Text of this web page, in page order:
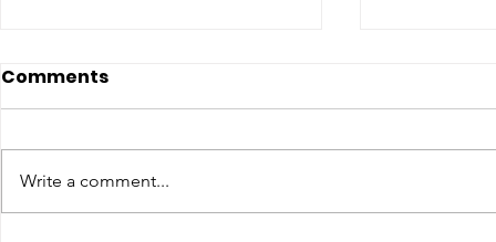
Comments
Write a comment...